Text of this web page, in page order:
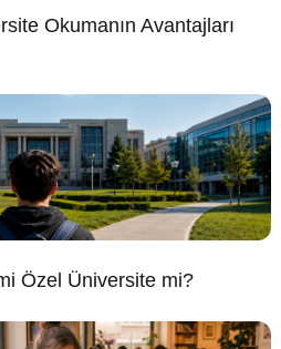
Okumanın Avantajları
Özel Üniversite mi?